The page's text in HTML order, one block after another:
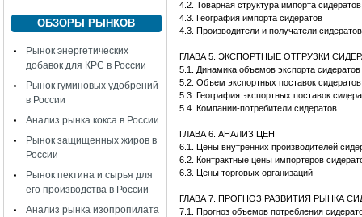
ОБЗОРЫ РЫНКОВ
Рынок энергетических
добавок для КРС в России
Рынок гуминовых удобрений
в России
Анализ рынка кокса в России
Рынок защищенных жиров в
России
Рынок пектина и сырья для
его производства в России
Анализ рынка изопропилата
4.2. Товарная структура импорта
4.3. География импорта сидератов
4.3. Производители и получатели сидератов
ГЛАВА 5. ЭКСПОРТНЫЕ ОТГРУЗКИ
5.1. Динамика объемов экспорта сидератов
5.2. Объем экспортных поставок
5.3. География экспортных поставок
5.4. Компании-потребители сидератов
ГЛАВА 6. АНАЛИЗ ЦЕН
6.1. Цены внутренних производителей
6.2. Контрактные цены импортеров
6.3. Цены торговых организаций
ГЛАВА 7. ПРОГНОЗ РАЗВИТИЯ РЫНКА
7.1. Прогноз объемов потребления